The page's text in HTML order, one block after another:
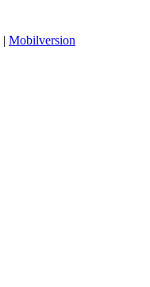
| Mobilversion